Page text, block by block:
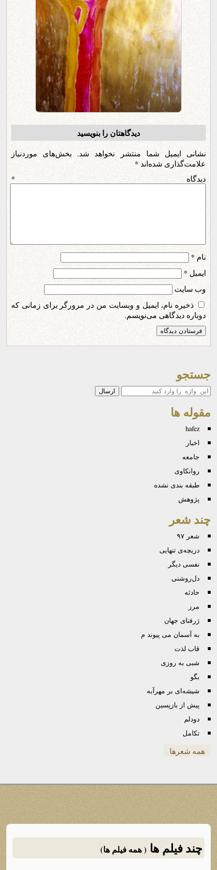
دیدگاهتان را بنویسید
نشانی ایمیل شما منتشر نخواهد شد.
بخش‌های موردنیاز
علامت‌گذاری شده‌اند *
دیدگاه *
نام *
ایمیل *
وب‌ سایت
ذخیره نام، ایمیل و وبسایت من در مرورگر برای زمانی که
دوباره دیدگاهی می‌نویسم.
جستجو
جستجو
مقوله ها
hafez
اخبار
جامعه
روانكاوی
طبقه بندی نشده
پژوهش
چند شعر
شعر ۹۷
دریچه‌ی تنهایی
نفسی دیگر
دل‌روشنی
حادثه
مرز
ژرفنای جهان
به آسمان می پیوند م
قاب لذت
شبی به روزی
بگو
شیشه‌ای بر مهرآبه
پیش از بازپسین
دودلم
تکامل
همه شعرها
چند فیلم ها ( همه فیلم ها)